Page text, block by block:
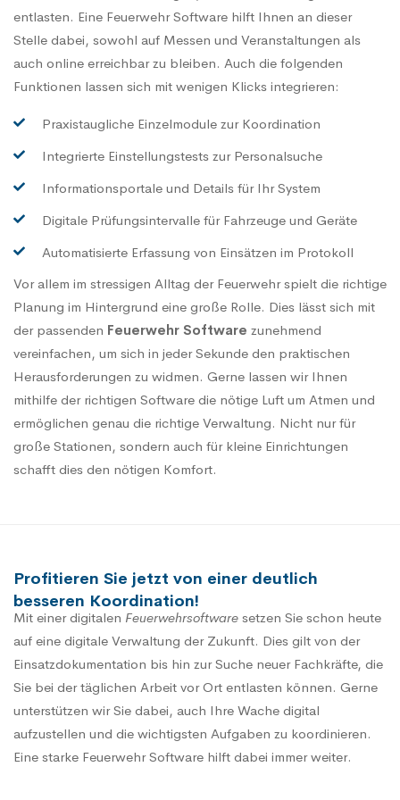
entlasten. Eine Feuerwehr Software hilft Ihnen an dieser
Stelle dabei, sowohl auf Messen und Veranstaltungen als
auch online erreichbar zu bleiben. Auch die folgenden
Funktionen lassen sich mit wenigen Klicks integrieren:
Praxistaugliche Einzelmodule zur Koordination
Integrierte Einstellungstests zur Personalsuche
Informationsportale und Details für Ihr System
Digitale Prüfungsintervalle für Fahrzeuge und Geräte
Automatisierte Erfassung von Einsätzen im Protokoll
Vor allem im stressigen Alltag der Feuerwehr spielt die richtige
Planung im Hintergrund eine große Rolle. Dies lässt sich mit
der passenden Feuerwehr Software zunehmend
vereinfachen, um sich in jeder Sekunde den praktischen
Herausforderungen zu widmen. Gerne lassen wir Ihnen
mithilfe der richtigen Software die nötige Luft um Atmen und
ermöglichen genau die richtige Verwaltung. Nicht nur für
große Stationen, sondern auch für kleine Einrichtungen
schafft dies den nötigen Komfort.
Profitieren Sie jetzt von einer deutlich
besseren Koordination!
Mit einer digitalen Feuerwehrsoftware setzen Sie schon heute
auf eine digitale Verwaltung der Zukunft. Dies gilt von der
Einsatzdokumentation bis hin zur Suche neuer Fachkräfte, die
Sie bei der täglichen Arbeit vor Ort entlasten können. Gerne
unterstützen wir Sie dabei, auch Ihre Wache digital
aufzustellen und die wichtigsten Aufgaben zu koordinieren.
Eine starke Feuerwehr Software hilft dabei immer weiter.